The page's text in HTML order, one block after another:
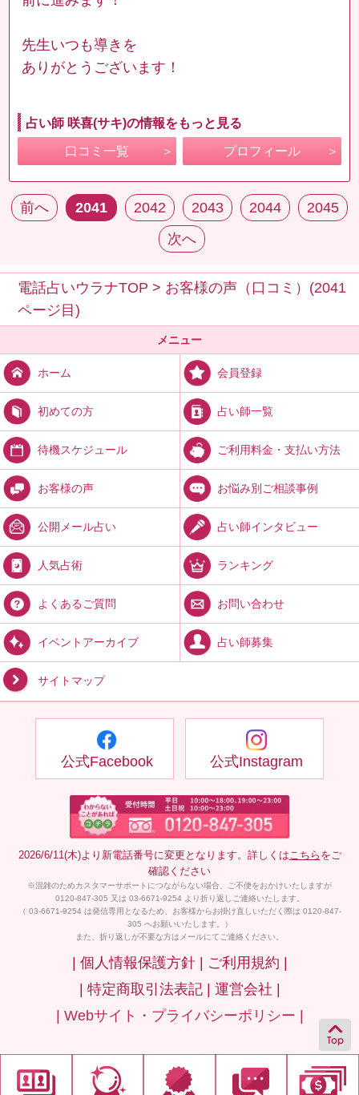
先生いつも導きを
ありがとうございます！
占い師 咲喜(サキ)の情報をもっと見る
口コミ一覧 プロフィール
前へ 2041 2042 2043 2044
2045
次へ
電話占いウラナTOP > お客様の声（口コミ）(2041
ページ目)
メニュー
ホーム 会員登録
初めての方 占い師一覧
待機スケジュール ご利用料金・支払い方法
お客様の声 お悩み別ご相談事例
公開メール占い 占い師インタビュー
人気占術 ランキング
よくあるご質問 お問い合わせ
イベントアーカイブ 占い師募集
サイトマップ
公式Facebook 公式Instagram
2026/6/11(木)より新電話番号に変更となります。詳しくは こちら をご
確認ください
※混雑のためカスタマーサポートにつながらない場合、ご不便をおかけいたしますが
0120-847-305 又は 03-6671-9254 より折り返しご連絡いたします。
（ 03-6671-9254 は発信専用となるため、お客様からお掛け直しいただく際は 0120-847-
305 へお願いいたします。）
また、折り返しが不要な方はメールにてご連絡ください。
| 個人情報保護方針 | ご利用規約 |
| 特定商取引法表記 | 運営会社 |
| Webサイト・プライバシーポリシー |